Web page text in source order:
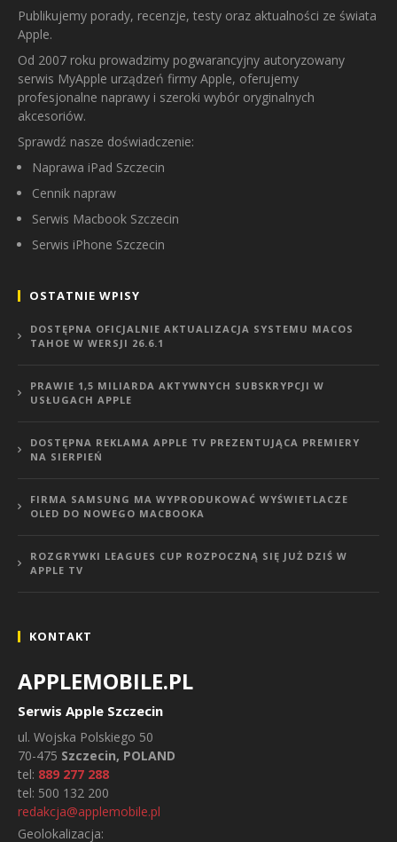
Publikujemy porady, recenzje, testy oraz aktualności ze świata
Apple.
Od 2007 roku prowadzimy pogwarancyjny autoryzowany
serwis MyApple urządzeń firmy Apple, oferujemy
profesjonalne naprawy i szeroki wybór oryginalnych
akcesoriów.
Sprawdź nasze doświadczenie:
Naprawa iPad Szczecin
Cennik napraw
Serwis Macbook Szczecin
Serwis iPhone Szczecin
OSTATNIE WPISY
DOSTĘPNA OFICJALNIE AKTUALIZACJA SYSTEMU MACOS
TAHOE W WERSJI 26.6.1
PRAWIE 1,5 MILIARDA AKTYWNYCH SUBSKRYPCJI W
USŁUGACH APPLE
DOSTĘPNA REKLAMA APPLE TV PREZENTUJĄCA PREMIERY
NA SIERPIEŃ
FIRMA SAMSUNG MA WYPRODUKOWAĆ WYŚWIETLACZE
OLED DO NOWEGO MACBOOKA
ROZGRYWKI LEAGUES CUP ROZPOCZNĄ SIĘ JUŻ DZIŚ W
APPLE TV
KONTAKT
APPLEMOBILE.PL
Serwis Apple Szczecin
ul. Wojska Polskiego 50
70-475 Szczecin, POLAND
tel: 889 277 288
tel: 500 132 200
redakcja@applemobile.pl
Geolokalizacja: